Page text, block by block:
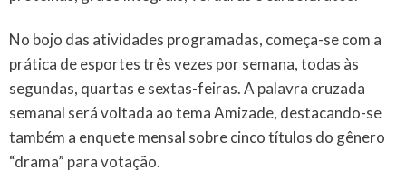
No bojo das atividades programadas, começa-se com a
prática de esportes três vezes por semana, todas às
segundas, quartas e sextas-feiras. A palavra cruzada
semanal será voltada ao tema Amizade, destacando-se
também a enquete mensal sobre cinco títulos do gênero
“drama” para votação.